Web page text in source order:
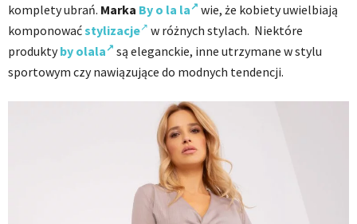
komplety ubrań. Marka By o la la
wie, że kobiety uwielbiają
komponowaćstylizacje
w różnych stylach. Niektóre
produktyby olala
są eleganckie, inne utrzymane w stylu
sportowym czy nawiązujące do modnych tendencji.